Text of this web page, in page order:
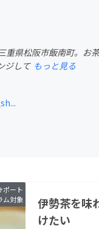
フー
重県松阪市飯南町。
ジして もっと見る
ポート
ム対象
伊勢茶を味
けたい